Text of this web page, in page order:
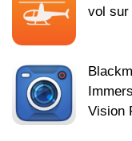
vol sur
Vision